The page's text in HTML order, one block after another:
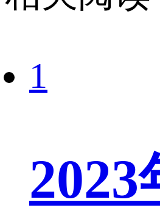
1
2023